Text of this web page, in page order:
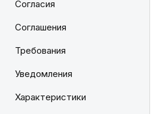
Согласия
Соглашения
Требования
Уведомления
Характеристики